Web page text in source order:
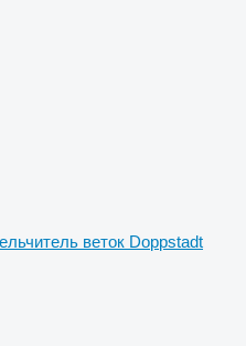
веток Doppstadt